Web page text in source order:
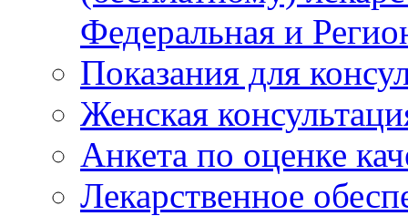
Федеральная и
Показания для
Женская
Анкета по оценке
Лекарственное